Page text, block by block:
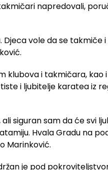
napredovali,
vole da se takmiče
klubova i takmičara, kao
i ljubitelje karatea iz
siguran sam da će svi
Hvala Gradu na
Marinković.
je pod